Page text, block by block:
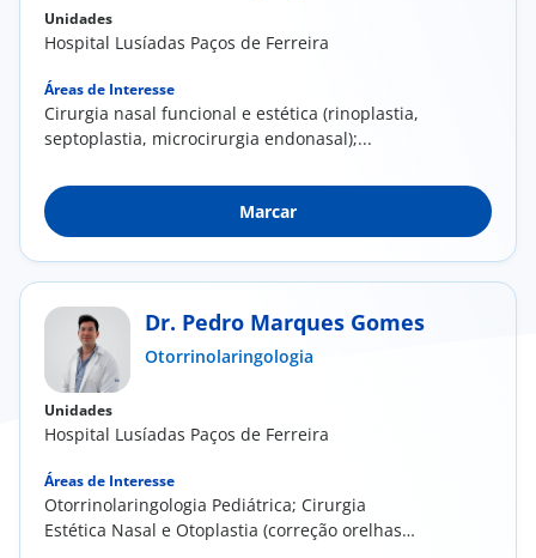
Unidades
Hospital Lusíadas Paços de Ferreira
Áreas de Interesse
Cirurgia nasal funcional e estética (rinoplastia,
septoplastia, microcirurgia endonasal);...
Marcar
Dr. Pedro Marques Gomes
Otorrinolaringologia
Unidades
Hospital Lusíadas Paços de Ferreira
Áreas de Interesse
Otorrinolaringologia Pediátrica; Cirurgia
Estética Nasal e Otoplastia (correção orelhas